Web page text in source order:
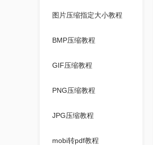
图片压缩指定大小教程
BMP压缩教程
GIF压缩教程
PNG压缩教程
JPG压缩教程
mobi转pdf教程